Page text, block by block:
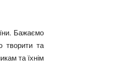
Бажаємо
творити та
та їхнім